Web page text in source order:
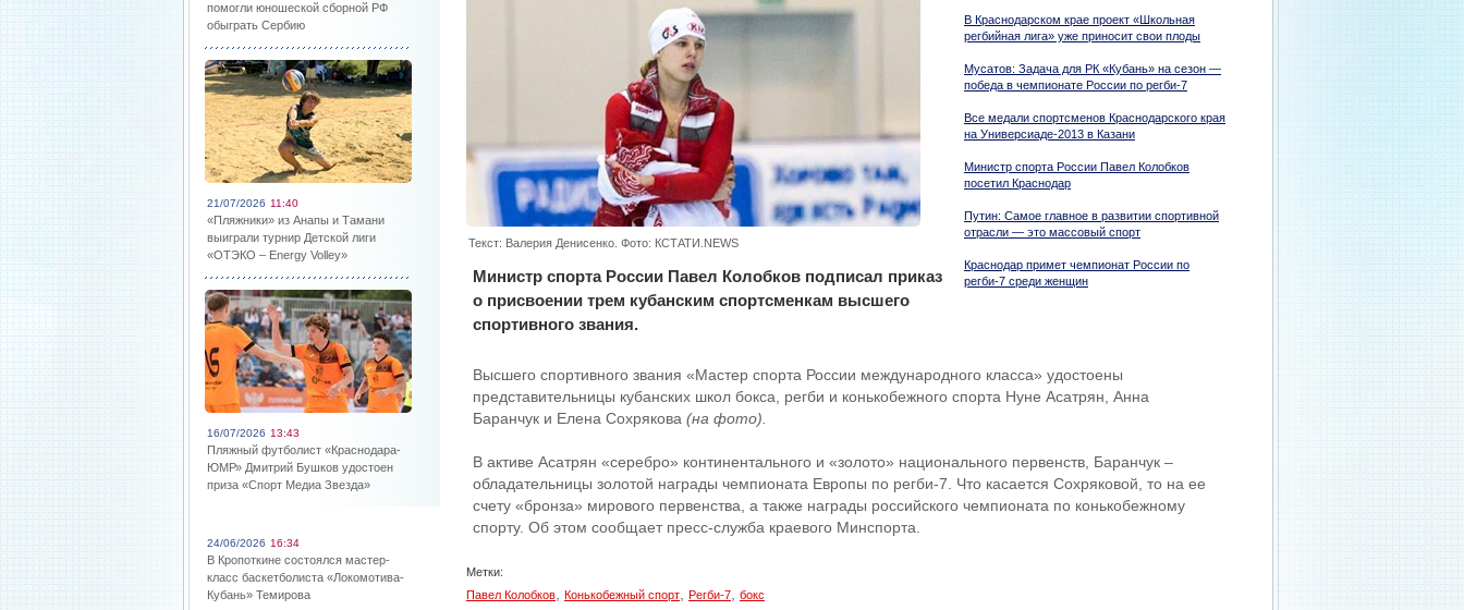
помогли юношеской сборной РФ
обыграть Сербию
21/07/2026 11:40
«Пляжники» из Анапы и Тамани
выиграли турнир Детской лиги
«ОТЭКО – Energy Volley»
16/07/2026 13:43
Пляжный футболист «Краснодара-
ЮМР» Дмитрий Бушков удостоен
приза «Спорт Медиа Звезда»
24/06/2026 16:34
В Кропоткине состоялся мастер-
класс баскетболиста «Локомотива-
Кубань» Темирова
В Краснодарском крае проект «Школьная
регбийная лига» уже приносит свои плоды
Мусатов: Задача для РК «Кубань» на сезон —
победа в чемпионате России по регби-7
Все медали спортсменов Краснодарского края
на Универсиаде-2013 в Казани
Министр спорта России Павел Колобков
посетил Краснодар
Путин: Самое главное в развитии спортивной
отрасли — это массовый спорт
Краснодар примет чемпионат России по
регби-7 среди женщин
Текст: Валерия Денисенко. Фото: КСТАТИ.NEWS
Министр спорта России Павел Колобков подписал приказ
о присвоении трем кубанским спортсменкам высшего
спортивного звания.
Высшего спортивного звания «Мастер спорта России международного класса» удостоены
представительницы кубанских школ бокса, регби и конькобежного спорта Нуне Асатрян, Анна
Баранчук и Елена Сохрякова (на фото).
В активе Асатрян «серебро» континентального и «золото» национального первенств, Баранчук –
обладательницы золотой награды чемпионата Европы по регби-7. Что касается Сохряковой, то на ее
счету «бронза» мирового первенства, а также награды российского чемпионата по конькобежному
спорту. Об этом сообщает пресс-служба краевого Минспорта.
Метки:
Павел Колобков
Конькобежный спорт Регби-7 бокс